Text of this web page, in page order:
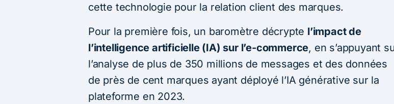
cette technologie pour la relation client des marques.
Pour la première fois, un baromètre décrypte l’impact de
l’intelligence artificielle (IA) sur l’e-commerce, en s’appuyant
l’analyse de plus de 350 millions de messages et des données
de près de cent marques ayant déployé l’IA générative sur la
plateforme en 2023.